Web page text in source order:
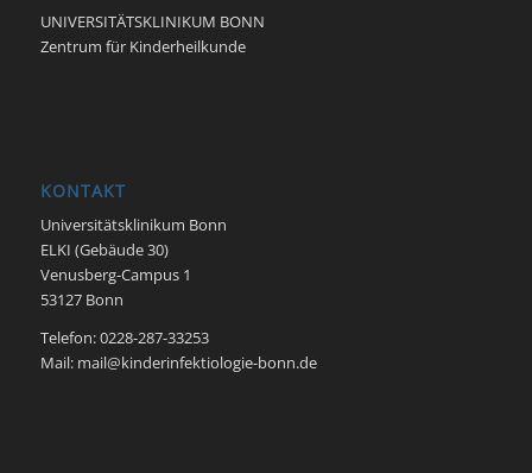
UNIVERSITÄTSKLINIKUM BONN
Zentrum für Kinderheilkunde
KONTAKT
Universitätsklinikum Bonn
ELKI (Gebäude 30)
Venusberg-Campus 1
53127 Bonn
Telefon: 0228-287-33253
Mail: mail@kinderinfektiologie-bonn.de